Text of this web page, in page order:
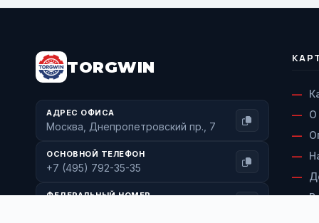
TORGWIN
АДРЕС ОФИСА
Москва, Днепропетровский пр., 7
ОСНОВНОЙ ТЕЛЕФОН
+7 (495) 792-35-35
ФЕДЕРАЛЬНЫЙ НОМЕР
О